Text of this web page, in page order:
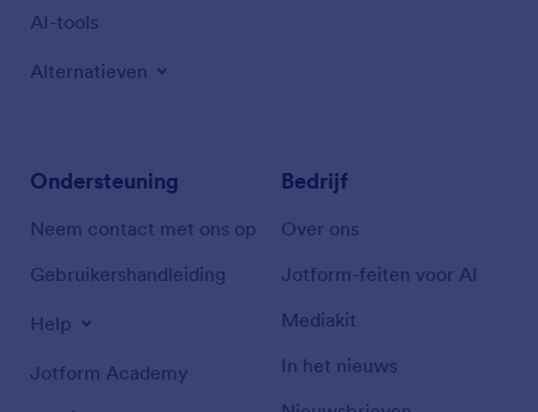
AI-tools
Alternatieven
Ondersteuning
Neem contact met ons op
Gebruikershandleiding
Help
Jotform Academy
Bedrijf
Over ons
Jotform-feiten voor AI
Mediakit
In het nieuws